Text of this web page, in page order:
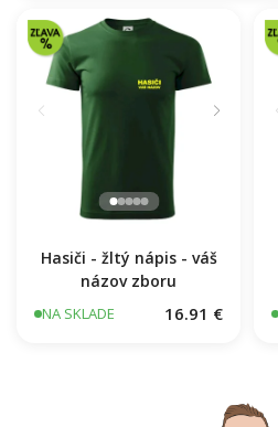
Hasiči - žltý nápis - váš
názov zboru
NA SKLADE 16.91 €